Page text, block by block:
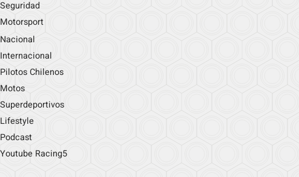
Seguridad
Motorsport
Nacional
Internacional
Pilotos Chilenos
Motos
Superdeportivos
Lifestyle
Podcast
Youtube Racing5